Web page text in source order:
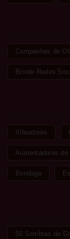
Campanhas de
Brinde Redes
Vibradores
Aumentadores de
Bondage
50 Sombras de